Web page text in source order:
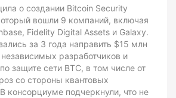
о создании Bitcoin Security
вошли 9 компаний, включая
Fidelity Digital Assets и Galaxy.
за 3 года направить $15 млн
разработчиков и
защите сети BTC, в том числе от
со стороны квантовых
консорциуме подчеркнули, что не